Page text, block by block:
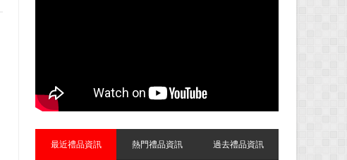
最近禮品資訊 熱門禮品資訊 過去禮品資訊